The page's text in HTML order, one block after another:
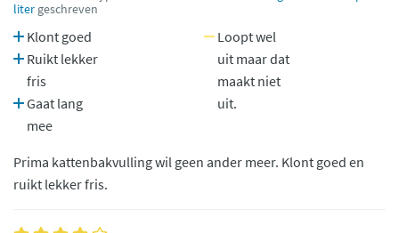
liter geschreven
Klont goed
Ruikt lekker
fris
Gaat lang
mee
Loopt wel
uit maar dat
maakt niet
uit.
Prima kattenbakvulling wil geen ander meer. Klont goed en
ruikt lekker fris.